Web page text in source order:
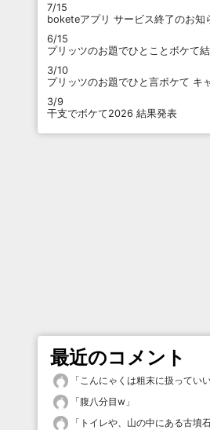
7/15
boketeアプリ サービス終了のお知
6/15
プリッツのお題でひとことボケて
3/10
プリッツのお題でひと言ボケて キ
3/9
干支でボケて2026 結果発表
最近のコメント
「 こんにゃくは粗末に扱ってい
「腹八分目w 」
「 トイレや、山の中にある古墳